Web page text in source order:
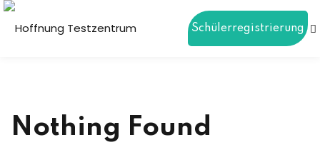
Schülerregistrierung
Nothing Found
Sign in Sign up